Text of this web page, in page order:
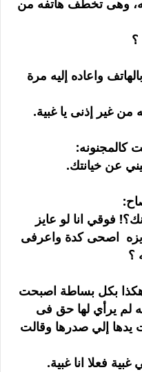
وهى تخطف هاتفه من
؟
واعاده إليه مرة
غير إذنى يا غبية.
كالمجنونه:
عن خيانتك.
فوقي انا لو عايز
اصحى كدة واعرفى
؟
بكل بساطة اصبحت
لم يرأي لها حق فى
إلي صدرها وقالت
فعلا انا غبية.